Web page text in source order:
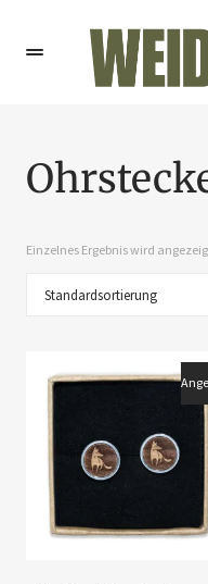
Einzelnes Ergebnis wird